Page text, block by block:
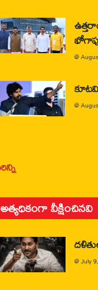
@
@
అత్యధికంగా వీక్షించినవి
@July